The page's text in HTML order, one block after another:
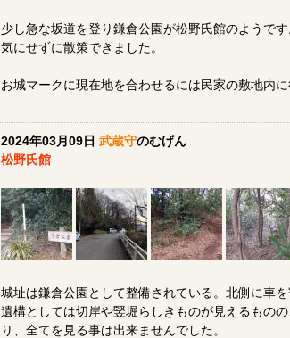
少し急な坂道を登り鎌倉公園が松野氏館のようで
気にせずに散策できました。
お城マークに現在地を合わせるには民家の敷地内
2024年03月09日 武蔵守のむげん
松野氏館
城址は鎌倉公園として整備されている。北側に車
遺構としては切岸や竪堀らしきものが見えるもの
り、全てを見る事は出来ませんでした。